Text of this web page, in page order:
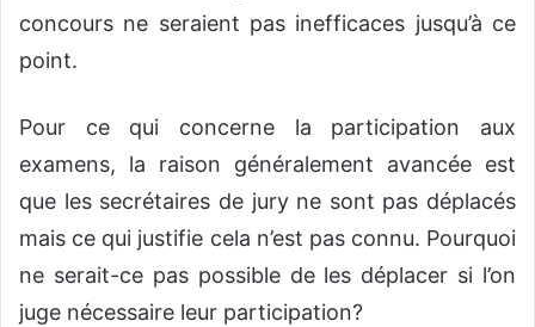
concours ne seraient pas inefficaces jusqu’à ce
point.
Pour ce qui concerne la participation aux
examens, la raison généralement avancée est
que les secrétaires de jury ne sont pas déplacés
mais ce qui justifie cela n’est pas connu. Pourquoi
ne serait-ce pas possible de les déplacer si l’on
juge nécessaire leur participation?